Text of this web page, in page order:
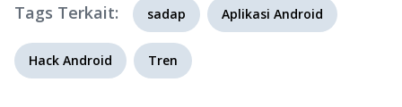
Tags Terkait: sadap Aplikasi Android
Hack Android Tren